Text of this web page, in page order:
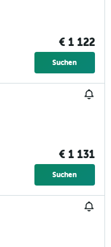
€ 1 122
Suchen
€ 1 131
Suchen